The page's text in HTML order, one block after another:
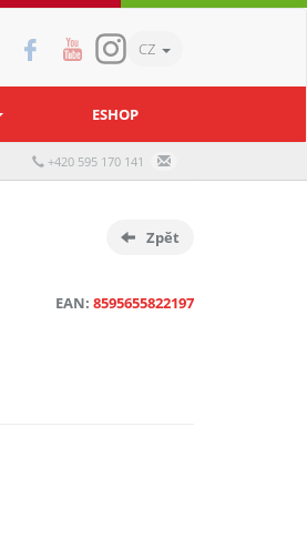
CZ
ESHOP
+420 595 170 141
Zpět
EAN: 8595655822197